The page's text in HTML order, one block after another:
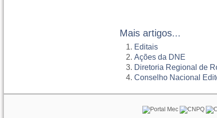
Mais artigos...
Editais
Ações da DNE
Diretoria Regional de
Conselho Nacional